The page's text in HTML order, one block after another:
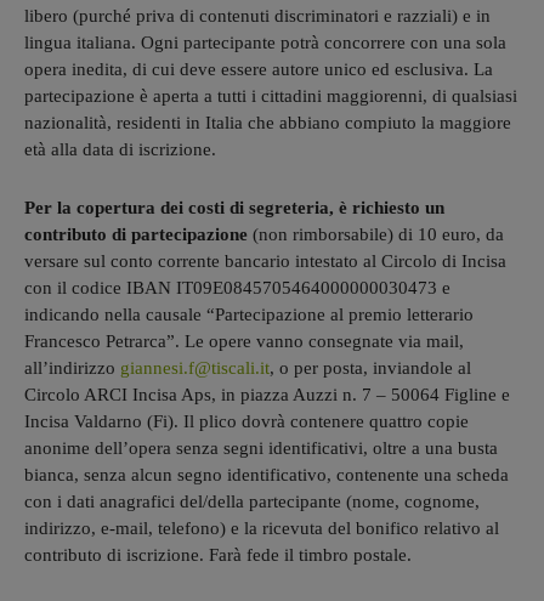
libero (purché priva di contenuti discriminatori e razziali) e in
lingua italiana. Ogni partecipante potrà concorrere con una sola
opera inedita, di cui deve essere autore unico ed esclusiva. La
partecipazione è aperta a tutti i cittadini maggiorenni, di qualsiasi
nazionalità, residenti in Italia che abbiano compiuto la maggiore
età alla data di iscrizione.
Per la copertura dei costi di segreteria, è richiesto un
contributo di partecipazione (non rimborsabile) di 10 euro, da
versare sul conto corrente bancario intestato al Circolo di Incisa
con il codice IBAN IT09E0845705464000000030473 e
indicando nella causale “Partecipazione al premio letterario
Francesco Petrarca”. Le opere vanno consegnate via mail,
all’indirizzo giannesi.f@tiscali.it, o per posta, inviandole al
Circolo ARCI Incisa Aps, in piazza Auzzi n. 7 – 50064 Figline e
Incisa Valdarno (Fi). Il plico dovrà contenere quattro copie
anonime dell’opera senza segni identificativi, oltre a una busta
bianca, senza alcun segno identificativo, contenente una scheda
con i dati anagrafici del/della partecipante (nome, cognome,
indirizzo, e-mail, telefono) e la ricevuta del bonifico relativo al
contributo di iscrizione. Farà fede il timbro postale.